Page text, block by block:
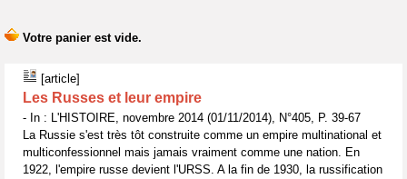
[article]
Les Russes et leur empire
- In : L'HISTOIRE, novembre 2014 (01/11/2014), N°405, P. 39-67
La Russie s'est très tôt construite comme un empire multinational et
multiconfessionnel mais jamais vraiment comme une nation. En
1922, l'empire russe devient l'URSS. A la fin de 1930, la russification